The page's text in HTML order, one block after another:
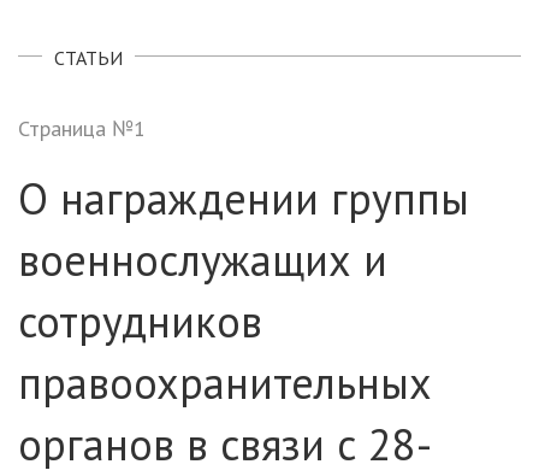
СТАТЬИ
Страница №1
О награждении группы
военнослужащих и
сотрудников
правоохранительных
органов в связи с 28-